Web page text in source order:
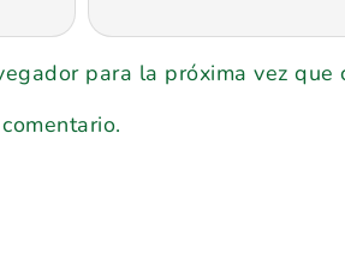
para la próxima vez que